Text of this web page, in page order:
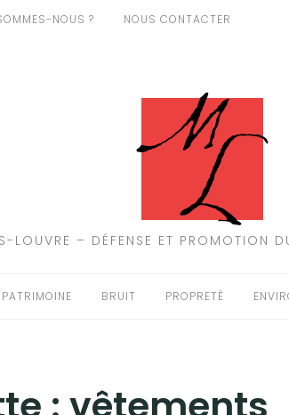
NOUS ? NOUS CONTACTER
LOUVRE – DÉFENSE ET PROMOTION
PATRIMOINE BRUIT PROPRETÉ